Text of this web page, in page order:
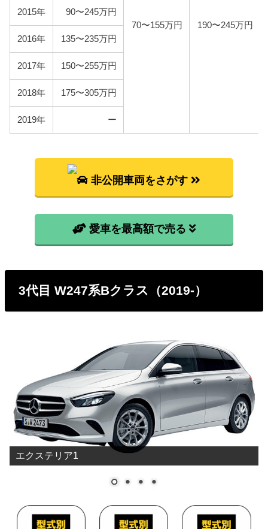
70〜155万円 190〜245万円
2015年 90〜245万円
2016年 135〜235万円
2017年 150〜255万円
2018年 175〜305万円
2019年 ー
非公開車両をさがす
愛車を最高額で売る
3代目 W247系Bクラス（2019-）
エクステリア1